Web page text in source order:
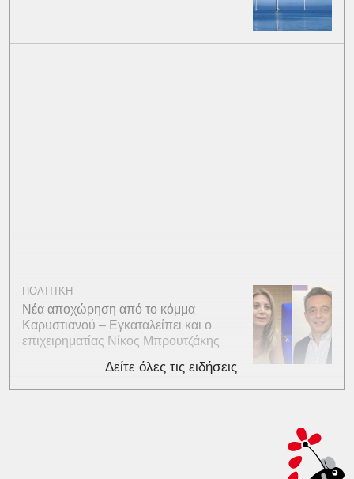
ΠΟΛΙΤΙΚΗ
Νέα αποχώρηση από το κόμμα
Καρυστιανού – Εγκαταλείπει και ο
επιχειρηματίας Νίκος Μπρουτζάκης
Δείτε όλες τις ειδήσεις